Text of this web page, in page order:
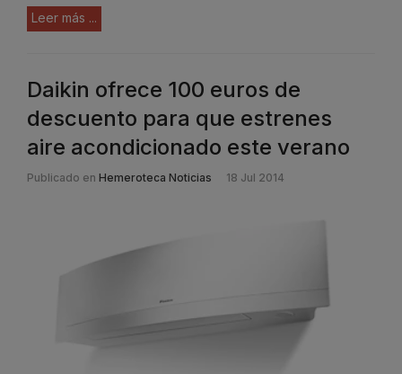
Leer más ...
Daikin ofrece 100 euros de
descuento para que estrenes
aire acondicionado este verano
Publicado en Hemeroteca Noticias 18 Jul 2014